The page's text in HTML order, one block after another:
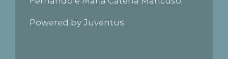
Powered by Juventus.